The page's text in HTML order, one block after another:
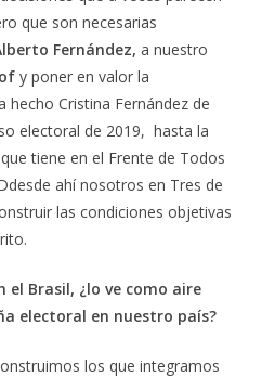
que son necesarias
Fernández, a nuestro
y poner en valor la
hecho Cristina Fernández de
electoral de 2019, hasta la
tiene en el Frente de Todos
ahí nosotros en Tres de
las condiciones objetivas
el Brasil, ¿lo ve como aire
electoral en nuestro país?
los que integramos